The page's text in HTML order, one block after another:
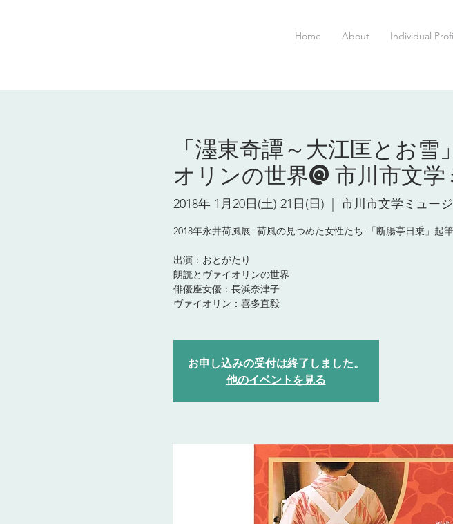
Home About Individual
「濹東奇譚～大江匡とお
オリンの世界@市川市文
2018年 1月20日(土) 21日(日) 市川市文学ミュー
2018年永井荷風展 -荷風の見つめた女性たち-「断腸亭日乗」起
出演：おとがたり
朗読とヴァイオリンの世界
俳優座女優：長浜奈津子
ヴァイオリン：喜多直毅
お申し込みの受付は終了しました。
他のイベントを見る